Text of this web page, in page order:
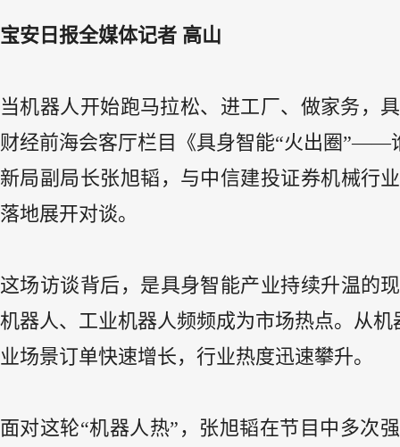
宝安日报全媒体记者 高山
当机器人开始跑马拉松、进工厂、做家务，
财经前海会客厅栏目《具身智能“火出圈”——
新局副局长张旭韬，与中信建投证券机械行
落地展开对谈。
这场访谈背后，是具身智能产业持续升温的
机器人、工业机器人频频成为市场热点。从
业场景订单快速增长，行业热度迅速攀升。
面对这轮“机器人热”，张旭韬在节目中多次